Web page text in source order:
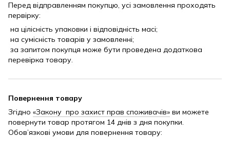
Перед відправленням покупцю, усі замовлення проходять
первірку:
на цілісність упаковки і відповідність масі;
на сумісність товарів у замовленні;
за запитом покупця може бути проведена додаткова
перевірка товару.
Повернення товару
Згідно «Закону про захист прав споживачів» ви можете
повернути товар протягом 14 днів з дня покупки.
Обов’язкові умови для повернення товару: